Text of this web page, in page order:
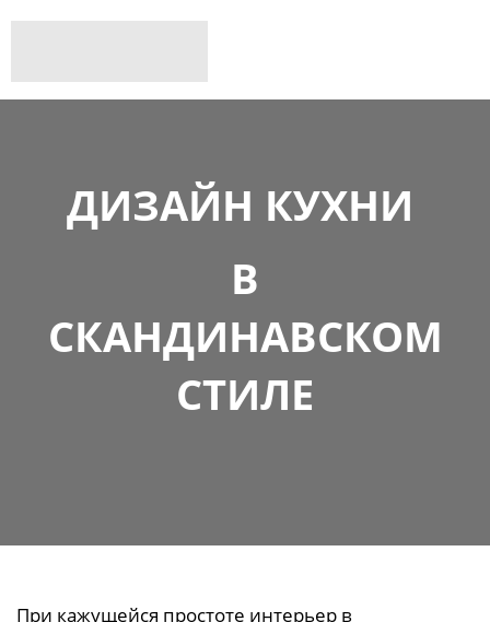
ДИЗАЙН КУХНИ
В
СКАНДИНАВСКОМ
СТИЛЕ
При кажущейся простоте интерьер в